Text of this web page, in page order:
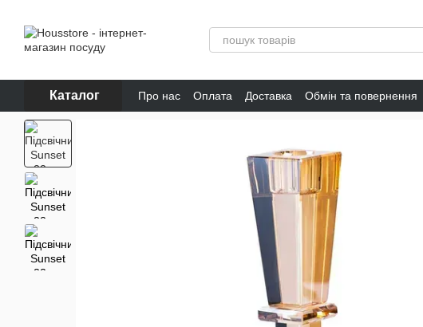
Каталог Про нас Оплата Доставка Обмін та повернення
Відгуки про магазин